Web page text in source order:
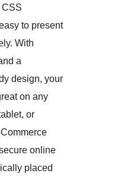
to present
With
a
design, your
on any
or
online
placed